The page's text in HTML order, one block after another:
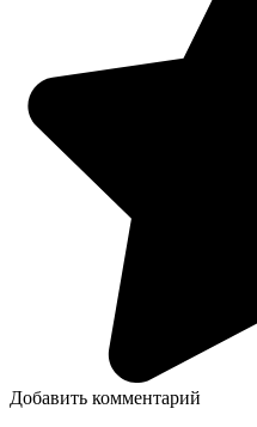
Добавить комментарий